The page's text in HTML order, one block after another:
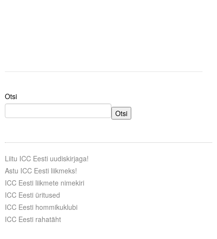
Otsi
Otsi
Liitu ICC Eesti uudiskirjaga!
Astu ICC Eesti liikmeks!
ICC Eesti liikmete nimekiri
ICC Eesti üritused
ICC Eesti hommikuklubi
ICC Eesti rahatäht